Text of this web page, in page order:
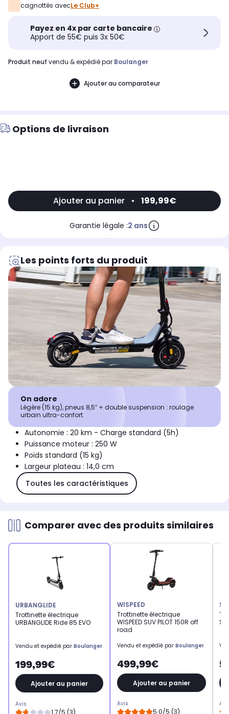
cagnottés avecLe Club+
Payez en 4x par carte bancaire
Apport de 55€ puis 3x 50€
produit neuf vendu & expédié par Boulanger
Ajouter au comparateur
Options de livraison
Ajouter au panier • 199,99€
Garantie légale :2 ans
Les points forts du produit
On adore
Légère (15 kg), pneus 8,5″ + double suspension : roulage
urbain ultra-confort.
Autonomie : 20 km - Charge standard (5h)
Puissance moteur : 250 W
Poids standard (15 kg)
Largeur plateau : 14,0 cm
Toutes les caractéristiques
Comparer avec des produits similaires
URBANGLIDE
Trottinette électrique
URBANGLIDE Ride 85 EVO
Vendu et expédié par Boulanger
199,99€
Ajouter au panier
Avis
WISPEED
Trottinette électrique
WISPEED SUV PILOT 150R off
road
Vendu et expédié par Boulanger
499,99€
Ajouter au panier
Avis
5.0/5 (3)